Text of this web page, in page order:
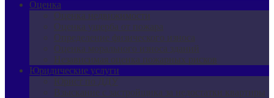
Оценка
Оценка недвижимости
Оценка ущерба от пожара
Определение физического износа
Оценка морального износа зданий
Независимая оценка пожарных рисков
Юридические услуги
Юрист по ДДУ
Взыскание с застройщика за недостатки квартиры